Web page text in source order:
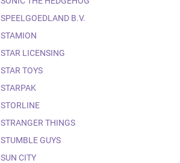
SPEELGOEDLAND B.V.
STAMION
STAR LICENSING
STAR TOYS
STARPAK
STORLINE
STRANGER THINGS
STUMBLE GUYS
SUN CITY